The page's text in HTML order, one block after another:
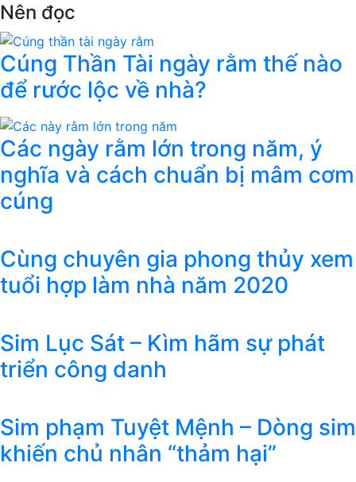
Nên đọc
Cúng Thần Tài ngày rằm thế nào
để rước lộc về nhà?
Các ngày rằm lớn trong năm, ý
nghĩa và cách chuẩn bị mâm cơm
cúng
Cùng chuyên gia phong thủy xem
tuổi hợp làm nhà năm 2020
Sim Lục Sát – Kìm hãm sự phát
triển công danh
Sim phạm Tuyệt Mệnh – Dòng sim
khiến chủ nhân “thảm hại”